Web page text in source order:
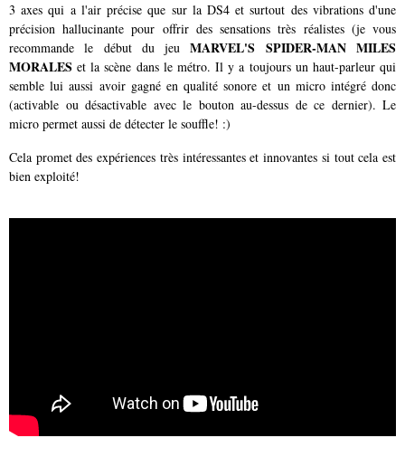
3 axes qui a l'air précise que sur la DS4 et surtout des vibrations d'une
précision hallucinante pour offrir des sensations très réalistes (je vous
recommande le début du jeuMARVEL'S SPIDER-MAN MILES
MORALES et la scène dans le métro. Il y a toujours un haut-parleur qui
semble lui aussi avoir gagné en qualité sonore et un micro intégré donc
(activable ou désactivable avec le bouton au-dessus de ce dernier). Le
micro permet aussi de détecter le souffle! :)
Cela promet des expériences très intéressantes et innovantes si tout cela est
bien exploité!